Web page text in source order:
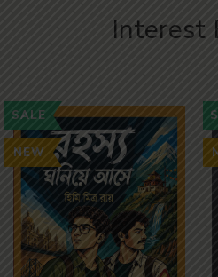
Interest
SALE
NEW